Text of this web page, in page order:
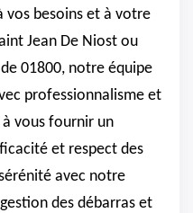
besoins et à votre
Jean De Niost ou
01800, notre équipe
professionnalisme et
à vous fournir un
et respect des
avec notre
des débarras et